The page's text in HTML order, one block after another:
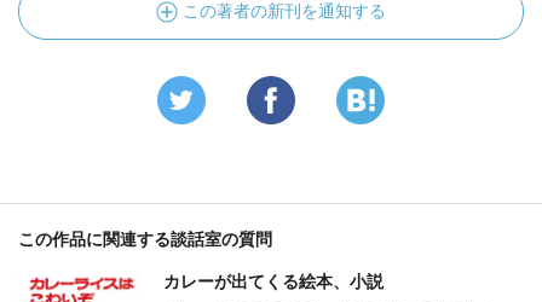
この著者の新刊を通知する
この作品に関連する談話室の質問
カレーが出てくる絵本、小説